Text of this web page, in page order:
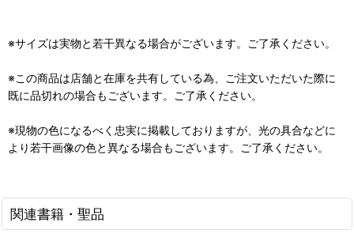
※サイズは実物と若干異なる場合がございます。ご了承ください。
※この商品は店舗と在庫を共有している為、ご注文いただいた際に
既に品切れの場合もございます。ご了承ください。
※現物の色になるべく忠実に掲載しておりますが、光の具合などに
より若干画像の色と異なる場合もございます。ご了承ください。
関連書籍・聖品